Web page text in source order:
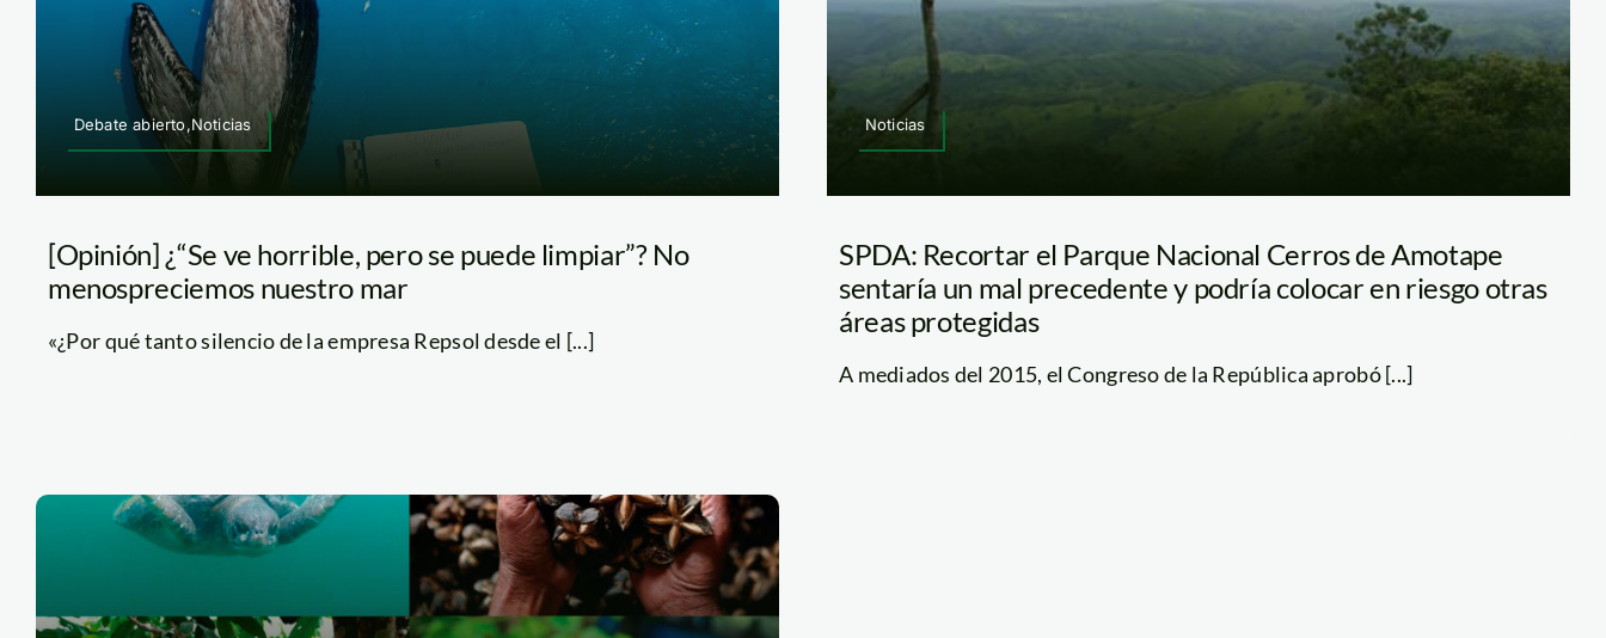
Debate abierto,Noticias
[Opinión] ¿“Se ve horrible, pero se puede limpiar”? No
menospreciemos nuestro mar
«¿Por qué tanto silencio de la empresa Repsol desde el [...]
Noticias
SPDA: Recortar el Parque Nacional Cerros de Amotape
sentaría un mal precedente y podría colocar en riesgo otras
áreas protegidas
A mediados del 2015, el Congreso de la República aprobó [...]